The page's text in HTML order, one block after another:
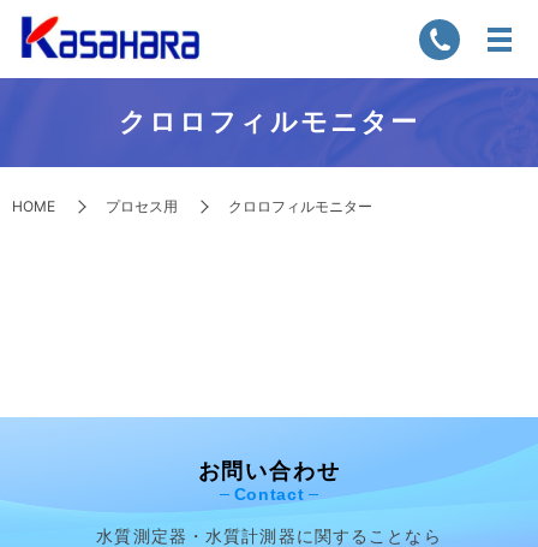
クロロフィルモニター
HOME プロセス用 クロロフィルモニター
お問い合わせ
Contact
水質測定器・水質計測器に関することなら